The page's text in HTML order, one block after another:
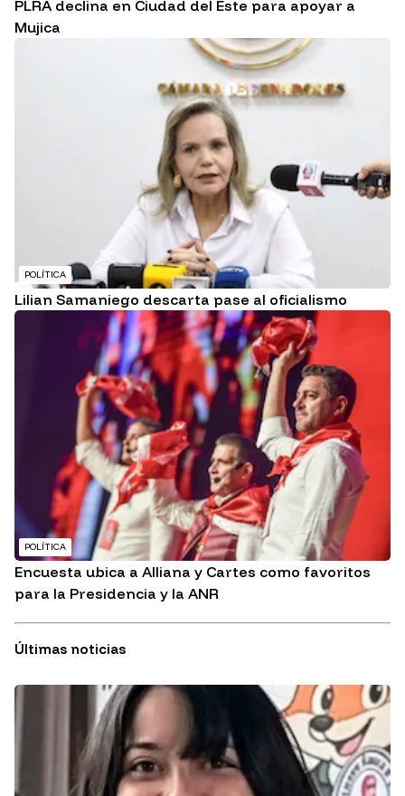
PLRA declina en Ciudad del Este para apoyar a
Mujica
POLÍTICA
Lilian Samaniego descarta pase al oficialismo
POLÍTICA
Encuesta ubica a Alliana y Cartes como favoritos
para la Presidencia y la ANR
Últimas noticias